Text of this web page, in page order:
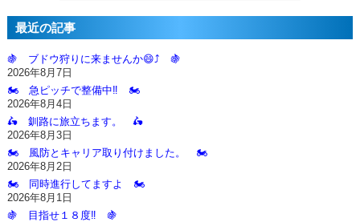
最近の記事
🍇 ブドウ狩りに来ませんか😄⤴️ 🍇
2026年8月7日
🏍️ 急ピッチで整備中‼️ 🏍️
2026年8月4日
🛵 釧路に旅立ちます。 🛵
2026年8月3日
🏍️ 風防とキャリア取り付けました。 🏍️
2026年8月2日
🏍️ 同時進行してますよ 🏍️
2026年8月1日
🍇 目指せ１８度‼️ 🍇